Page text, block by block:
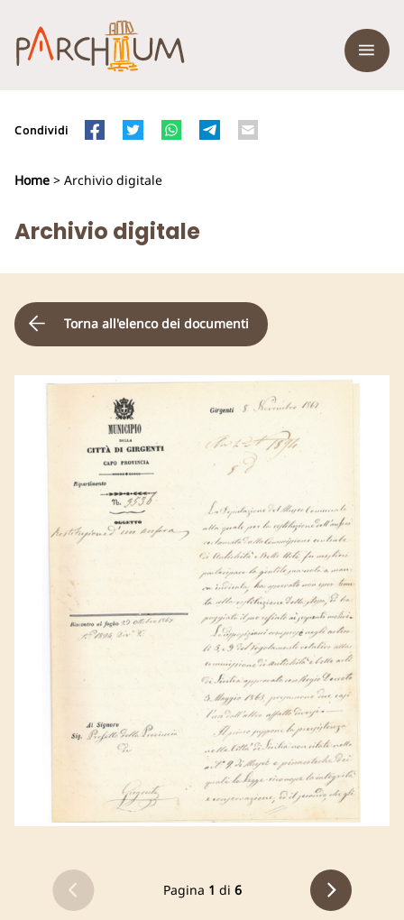
Condividi
Home > Archivio digitale
Archivio digitale
Torna all'elenco dei documenti
Pagina 1 di 6